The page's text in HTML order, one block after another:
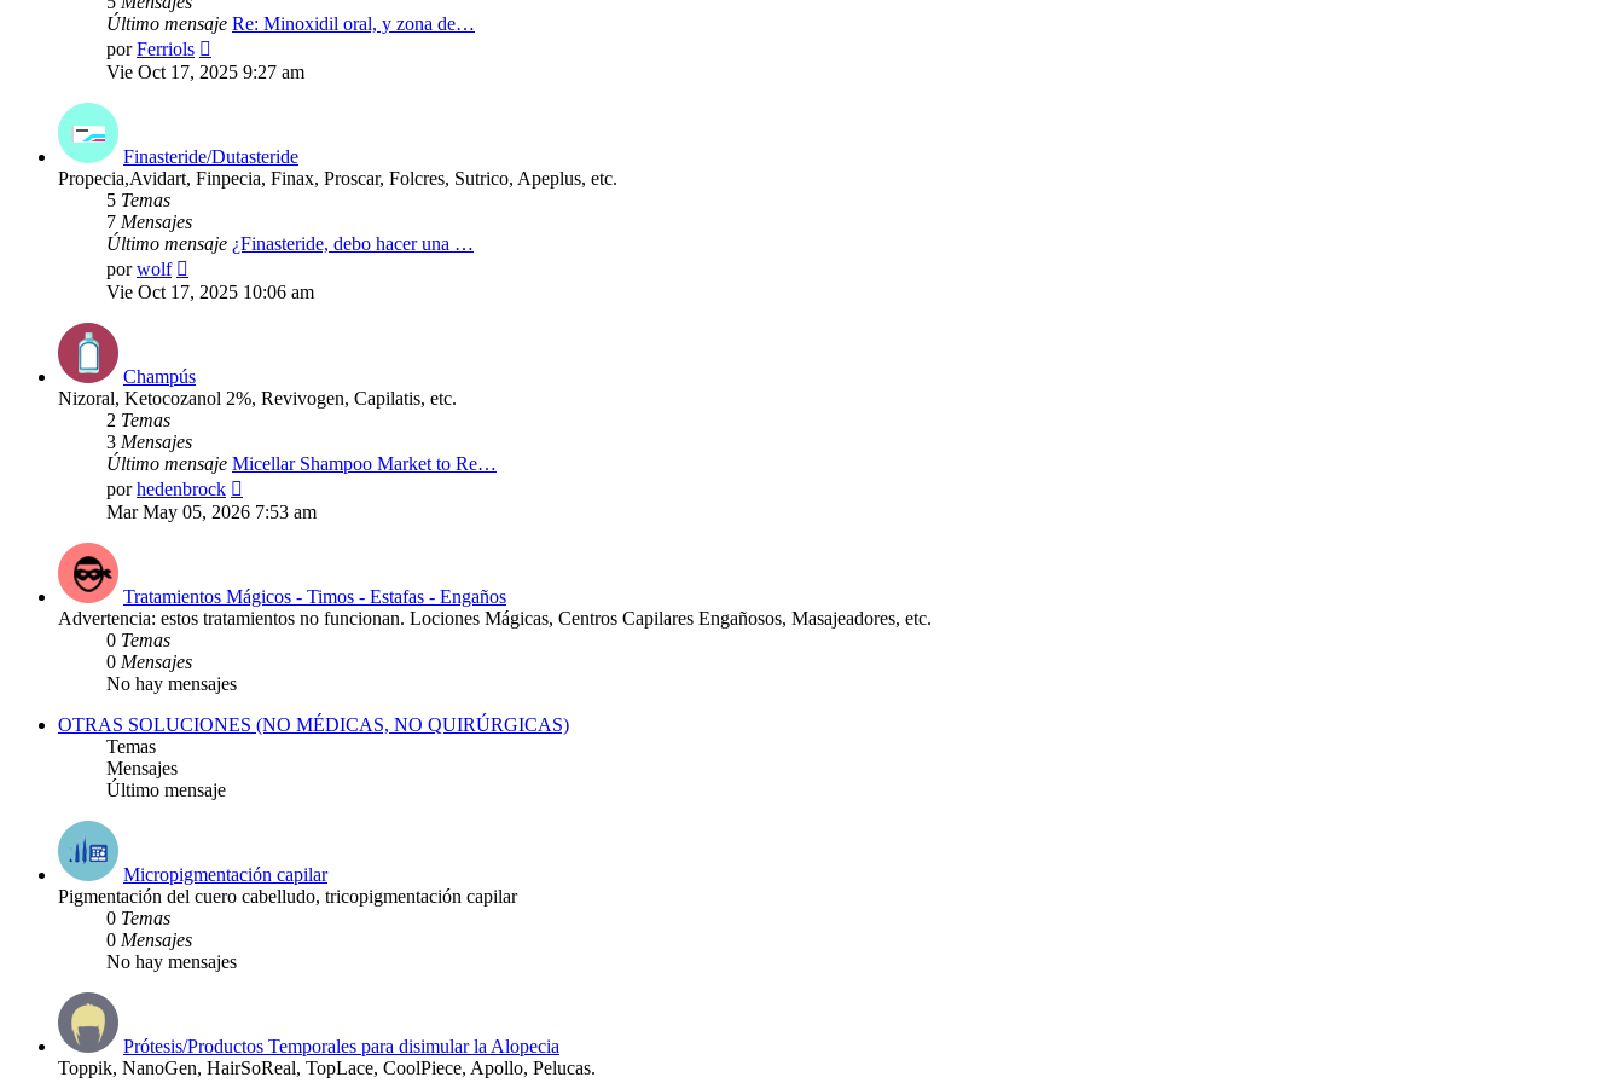
Último mensaje Re: Minoxidil oral, y zona de…
porFerriols
último
Vie Oct 17, 2025 9:27 am
Finasteride/Dutasteride
Propecia,Avidart, Finpecia, Finax, Proscar, Folcres, Sutrico, Apeplus, etc.
5 Temas
7 Mensajes
Último mensaje ¿Finasteride, debo hacer una …
porwolf
último
Vie Oct 17, 2025 10:06 am
Champús
Nizoral, Ketocozanol 2%, Revivogen, Capilatis, etc.
2 Temas
3 Mensajes
Último mensaje Micellar Shampoo Market to Re…
porhedenbrock
último
Mar May 05, 2026 7:53 am
Tratamientos Mágicos - Timos - Estafas - Engaños
Advertencia: estos tratamientos no funcionan. Lociones Mágicas, Centros Capilares Engañosos, Masajeadores, etc.
0 Temas
0 Mensajes
No hay mensajes
OTRAS SOLUCIONES (NO MÉDICAS, NO QUIRÚRGICAS)
Temas
Mensajes
Último mensaje
Micropigmentación capilar
Pigmentación del cuero cabelludo, tricopigmentación capilar
0 Temas
0 Mensajes
No hay mensajes
Prótesis/Productos Temporales para disimular la Alopecia
Toppik, NanoGen, HairSoReal, TopLace, CoolPiece, Apollo, Pelucas.